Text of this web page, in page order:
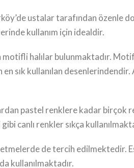
ustalar tarafından
kullanım için idealdir.
motifli halılar bulunmaktadır.
sık kullanılan
pastel renklere kadar
canlı renkler sıkça
de tercih edilmektedir.
kullanılmaktadır.